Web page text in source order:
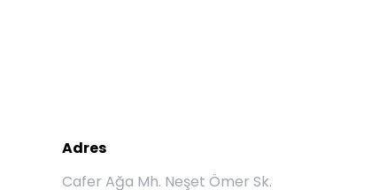
Adres
Cafer Ağa Mh. Neşet Ömer Sk.